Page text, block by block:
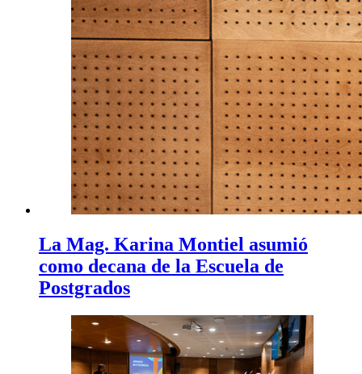
La Mag. Karina Montiel asumió
como decana de la Escuela de
Postgrados